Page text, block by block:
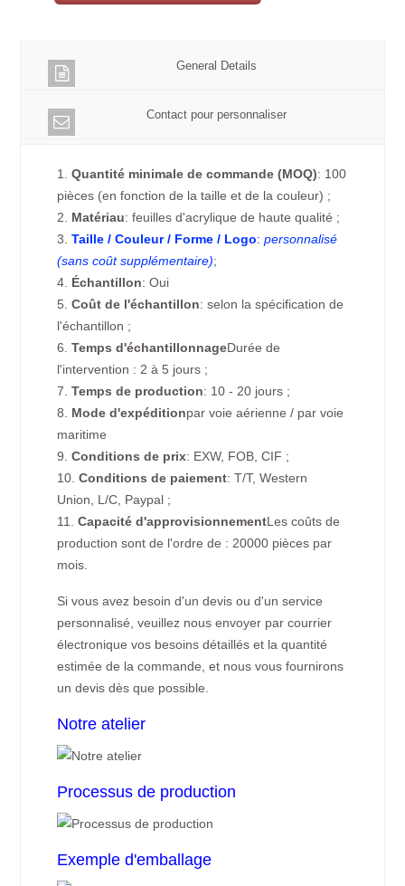
General Details
Contact pour personnaliser
1.Quantité minimale de commande (MOQ): 100
pièces (en fonction de la taille et de la couleur) ;
2. Matériau: feuilles d'acrylique de haute qualité ;
3.Taille / Couleur / Forme / Logo:personnalisé
(sans coût supplémentaire);
4. Échantillon: Oui
5.Coût de l'échantillon: selon la spécification de
l'échantillon ;
6.Temps d'échantillonnageDurée de
l'intervention : 2 à 5 jours ;
7.Temps de production: 10 - 20 jours ;
8. Mode d'expéditionpar voie aérienne / par voie
maritime
9.Conditions de prix: EXW, FOB, CIF ;
10.Conditions de paiement: T/T, Western
Union, L/C, Paypal ;
11.Capacité d'approvisionnementLes coûts de
production sont de l'ordre de : 20000 pièces par
mois.
Si vous avez besoin d'un devis ou d'un service
personnalisé, veuillez nous envoyer par courrier
électronique vos besoins détaillés et la quantité
estimée de la commande, et nous vous fournirons
un devis dès que possible.
Notre atelier
Processus de production
Exemple d'emballage